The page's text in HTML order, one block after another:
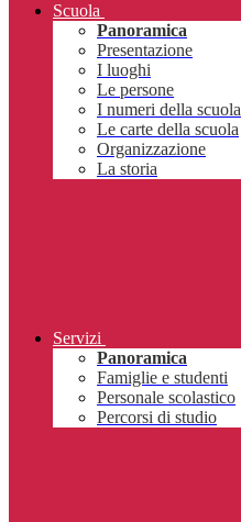
Scuola
Panoramica
Presentazione
I luoghi
Le persone
I numeri della scuola
Le carte della scuola
Organizzazione
La storia
Servizi
Panoramica
Famiglie e studenti
Personale scolastico
Percorsi di studio